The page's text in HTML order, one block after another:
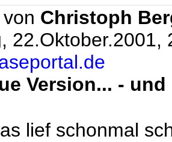
Christoph
22.Oktober.2001,
Version... -
lief schonmal